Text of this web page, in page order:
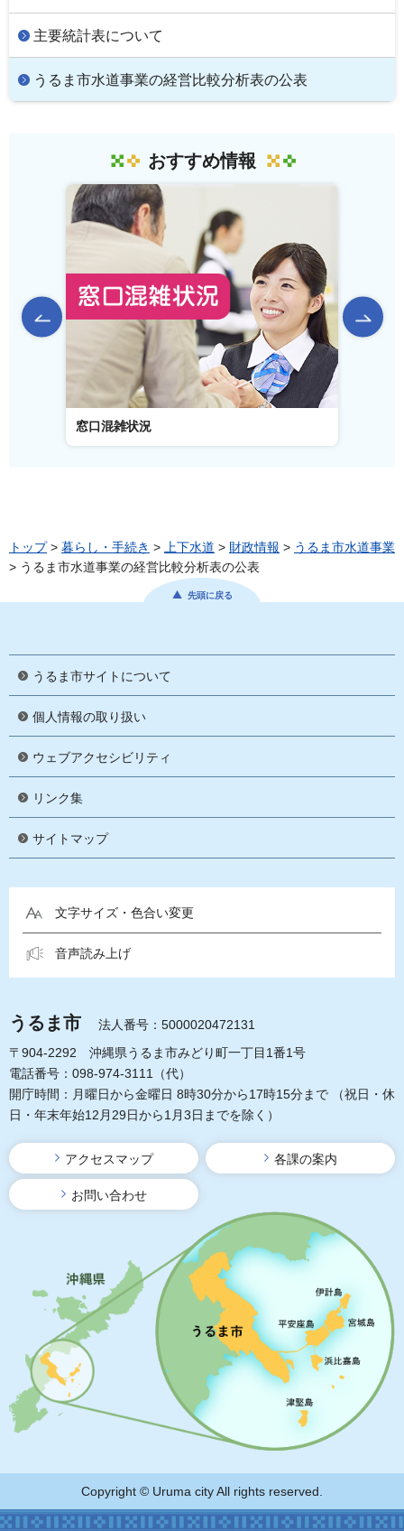
主要統計表について
うるま市水道事業の経営比較分析表の公表
おすすめ情報
前のスライドを表示
窓口混雑状況
トップ> 暮らし・手続き > 上下水道 > 財政情報 > うるま市水道事業
> うるま市水道事業の経営比較分析表の公表
先頭に戻る
うるま市サイトについて
個人情報の取り扱い
ウェブアクセシビリティ
リンク集
サイトマップ
文字サイズ・色合い変更
音声読み上げ
うるま市
法人番号：5000020472131
〒904-2292 沖縄県うるま市みどり町一丁目1番1号
電話番号：098-974-3111（代）
開庁時間：月曜日から金曜日 8時30分から17時15分まで
（祝日・休
日・年末年始12月29日から1月3日までを除く）
アクセスマップ 各課の案内
お問い合わせ
Copyright © Uruma city All rights reserved.